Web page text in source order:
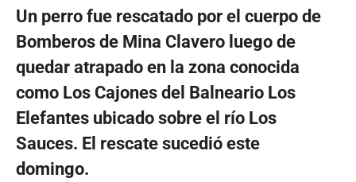
Un perro fue rescatado por el cuerpo de
Bomberos de Mina Clavero luego de
quedar atrapado en la zona conocida
como Los Cajones del Balneario Los
Elefantes ubicado sobre el río Los
Sauces. El rescate sucedió este
domingo.